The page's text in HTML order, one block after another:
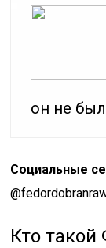
он не
Социальные
Кто